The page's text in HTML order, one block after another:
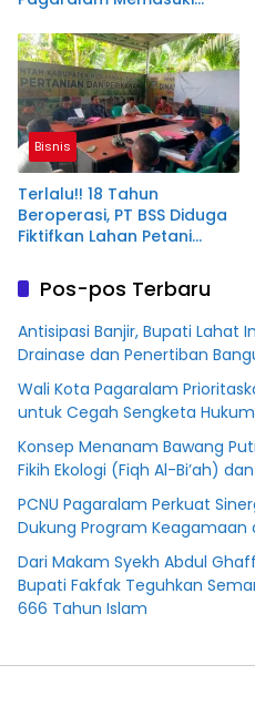
Terdakwa Dituntut 2,5
Tahun Penjara
Bisnis
Terlalu!! 18 Tahun
Beroperasi, PT BSS Diduga
Fiktifkan Lahan Petani
Pos-pos Terbaru
Antisipasi Banjir, Bupati Lahat
Drainase dan Penertiban
Wali Kota Pagaralam
untuk Cegah Sengketa Hukum
Konsep Menanam Bawang
Fikih Ekologi (Fiqh Al-Bi’ah)
PCNU Pagaralam Perkuat
Dukung Program Keagamaan
Dari Makam Syekh Abdul
Bupati Fakfak Teguhkan
666 Tahun Islam